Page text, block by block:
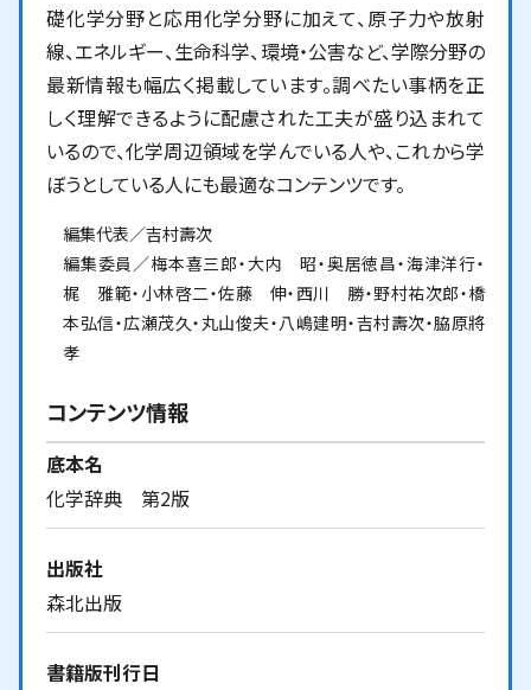
礎化学分野と応用化学分野に加えて、原子力や放射
線、エネルギー、生命科学、環境・公害など、学際分野の
最新情報も幅広く掲載しています。調べたい事柄を正
しく理解できるように配慮された工夫が盛り込まれて
いるので、化学周辺領域を学んでいる人や、これから学
ぼうとしている人にも最適なコンテンツです。
編集代表／吉村壽次
編集委員／梅本喜三郎・大内 昭・奥居徳昌・海津洋行・
梶 雅範・小林啓二・佐藤 伸・西川 勝・野村祐次郎・橋
本弘信・広瀬茂久・丸山俊夫・八嶋建明・吉村壽次・脇原將
孝
コンテンツ情報
底本名
化学辞典 第2版
出版社
森北出版
書籍版刊行日